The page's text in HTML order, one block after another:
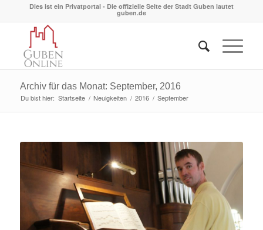
Dies ist ein Privatportal - Die offizielle Seite der Stadt Guben lautet
guben.de
Archiv für das Monat: September, 2016
Du bist hier: Startseite / Neuigkeiten / 2016 / September